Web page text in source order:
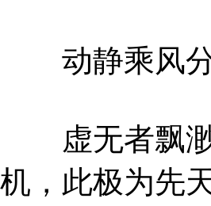
动静乘风分
虚无者飘渺
机，此极为先